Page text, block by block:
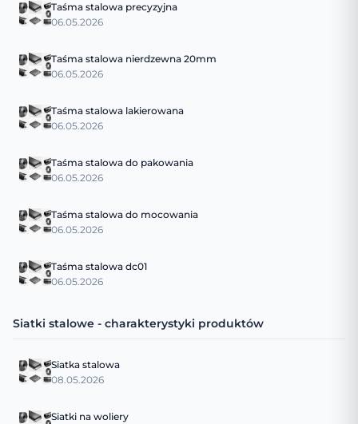
Taśma stalowa precyzyjna
06.05.2026
Taśma stalowa nierdzewna 20mm
06.05.2026
Taśma stalowa lakierowana
06.05.2026
Taśma stalowa do pakowania
06.05.2026
Taśma stalowa do mocowania
06.05.2026
Taśma stalowa dc01
06.05.2026
Siatki stalowe - charakterystyki produktów
Siatka stalowa
08.05.2026
Siatki na woliery